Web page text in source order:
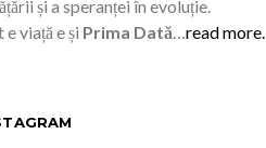
și a speranței în evoluție.
e viață e și Prima Dată…read more.